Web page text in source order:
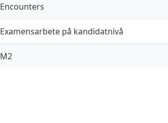
Encounters
Examensarbete på kandidatnivå
M2